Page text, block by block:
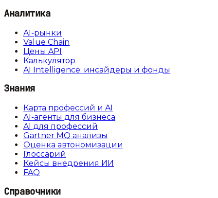
Аналитика
AI-рынки
Value Chain
Цены API
Калькулятор
AI Intelligence: инсайдеры и фонды
Знания
Карта профессий и AI
AI-агенты для бизнеса
AI для профессий
Gartner MQ анализы
Оценка автономизации
Глоссарий
Кейсы внедрения ИИ
FAQ
Справочники